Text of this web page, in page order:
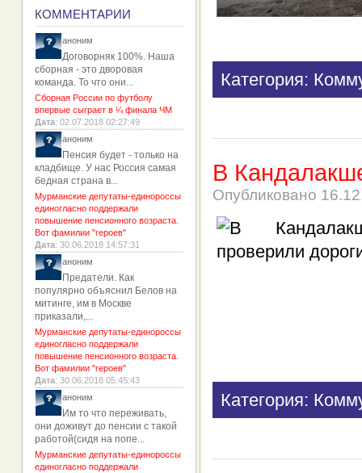
Категория:
В
Опубликовано
Категория:
КОММЕНТАРИИ
аноним
Договорняк 100%. Наша
сборная - это дворовая
команда. То что они...
Сборная России по футболу
впервые сыграет в ¼ финала ЧМ
Дата: 02.07.2018 02:27:49
аноним
Пенсия будет - только на
кладбище. У нас Россия самая
бедная страна в...
Мурманские депутаты-единороссы
единогласно поддержали
повышение пенсионного возраста.
Вот фамилии "героев"
Дата: 30.06.2018 14:57:31
аноним
Предатели. Как
популярно объяснил Белов на
митинге, им в Москве
приказали,...
Мурманские депутаты-единороссы
единогласно поддержали
повышение пенсионного возраста.
Вот фамилии "героев"
Дата: 30.06.2018 05:45:43
аноним
Им то что переживать,
они доживут до пенсии с такой
работой(сидя на попе...
Мурманские депутаты-единороссы
единогласно поддержали